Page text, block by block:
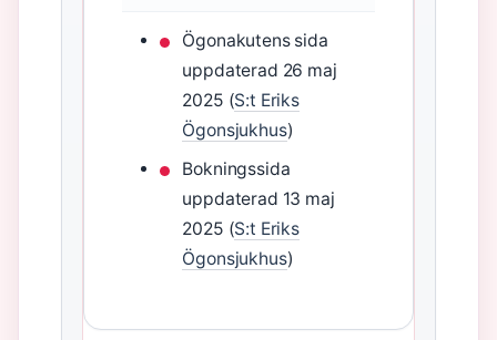
Ögonakutens sida
uppdaterad 26 maj
2025 (S:t Eriks
Ögonsjukhus)
Bokningssida
uppdaterad 13 maj
2025 (S:t Eriks
Ögonsjukhus)